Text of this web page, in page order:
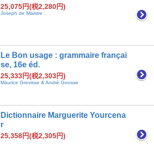
25,075円(税2,280円)
Joseph de Maistre
Le Bon usage : grammaire françai
se, 16e éd.
25,333円(税2,303円)
Maurice Grevisse & André Goosse
Dictionnaire Marguerite Yourcena
r
25,358円(税2,305円)